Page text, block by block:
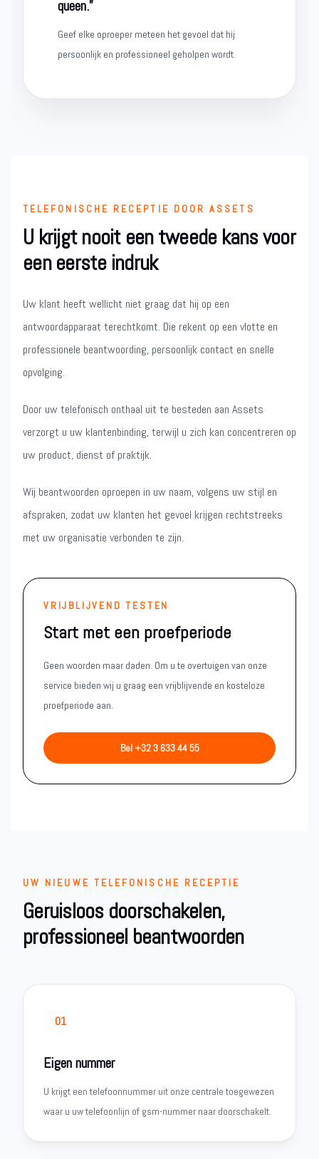
queen.”
Geef elke oproeper meteen het gevoel dat hij
persoonlijk en professioneel geholpen wordt.
TELEFONISCHE RECEPTIE DOOR ASSETS
U krijgt nooit een tweede kans voor
een eerste indruk
Uw klant heeft wellicht niet graag dat hij op een
antwoordapparaat terechtkomt. Die rekent op een vlotte en
professionele beantwoording, persoonlijk contact en snelle
opvolging.
Door uw telefonisch onthaal uit te besteden aan Assets
verzorgt u uw klantenbinding, terwijl u zich kan concentreren op
uw product, dienst of praktijk.
Wij beantwoorden oproepen in uw naam, volgens uw stijl en
afspraken, zodat uw klanten het gevoel krijgen rechtstreeks
met uw organisatie verbonden te zijn.
VRIJBLIJVEND TESTEN
Start met een proefperiode
Geen woorden maar daden. Om u te overtuigen van onze
service bieden wij u graag een vrijblijvende en kosteloze
proefperiode aan.
Bel +32 3 633 44 55
UW NIEUWE TELEFONISCHE RECEPTIE
Geruisloos doorschakelen,
professioneel beantwoorden
01
Eigen nummer
U krijgt een telefoonnummer uit onze centrale toegewezen
waar u uw telefoonlijn of gsm-nummer naar doorschakelt.